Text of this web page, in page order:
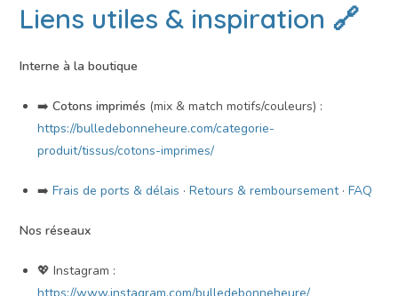
Liens utiles & inspiration 🔗
Interne à la boutique
➡️Cotons imprimés (mix & match motifs/couleurs) :
https://bulledebonneheure.com/categorie-
produit/tissus/cotons-imprimes/
➡️Frais de ports & délais ·Retours & remboursement·FAQ
Nos réseaux
💖 Instagram :